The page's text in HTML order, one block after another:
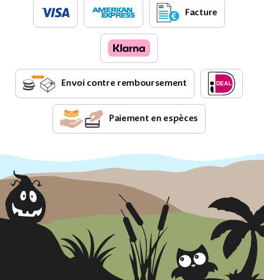
Facture
Envoi contre remboursement
Paiement en espèces